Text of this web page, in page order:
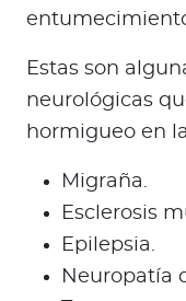
Estas son
neurológicas
hormigueo en
Migraña.
Esclerosis
Epilepsia.
Neuropatía